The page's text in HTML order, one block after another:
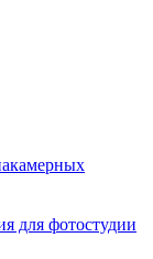
для фотостудии